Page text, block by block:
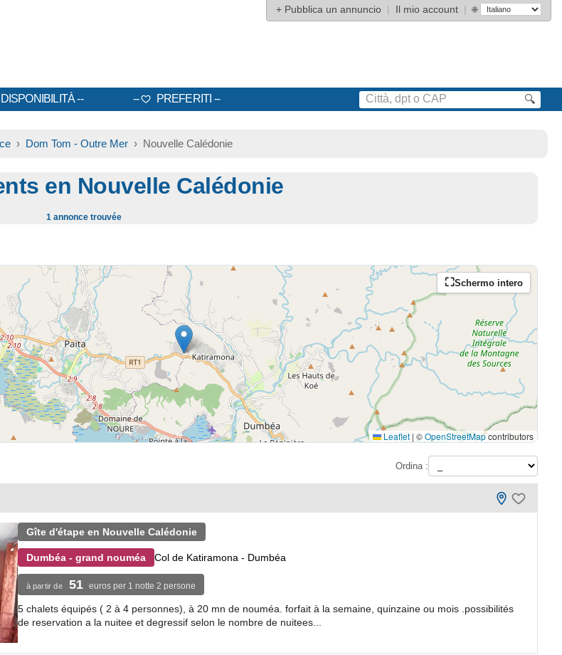
+ Pubblica un annuncio | Il mio account | 🌐
PREFERITI 🔍
› Dom Tom - Outre Mer › Nouvelle Calédonie
en Nouvelle Calédonie
1 annonce trouvée
Schermo intero
Leaflet | ©OpenStreetMapcontributors
Ordina :
Gîte d'étape en Nouvelle Calédonie
Dumbéa - grand nouméa Col de Katiramona - Dumbéa
à partir de 51 euros per 1 notte 2 persone
5 chalets équipés ( 2 à 4 personnes), à 20 mn de nouméa. forfait à la semaine, quinzaine ou mois .possibilités
de reservation a la nuitee et degressif selon le nombre de nuitees...